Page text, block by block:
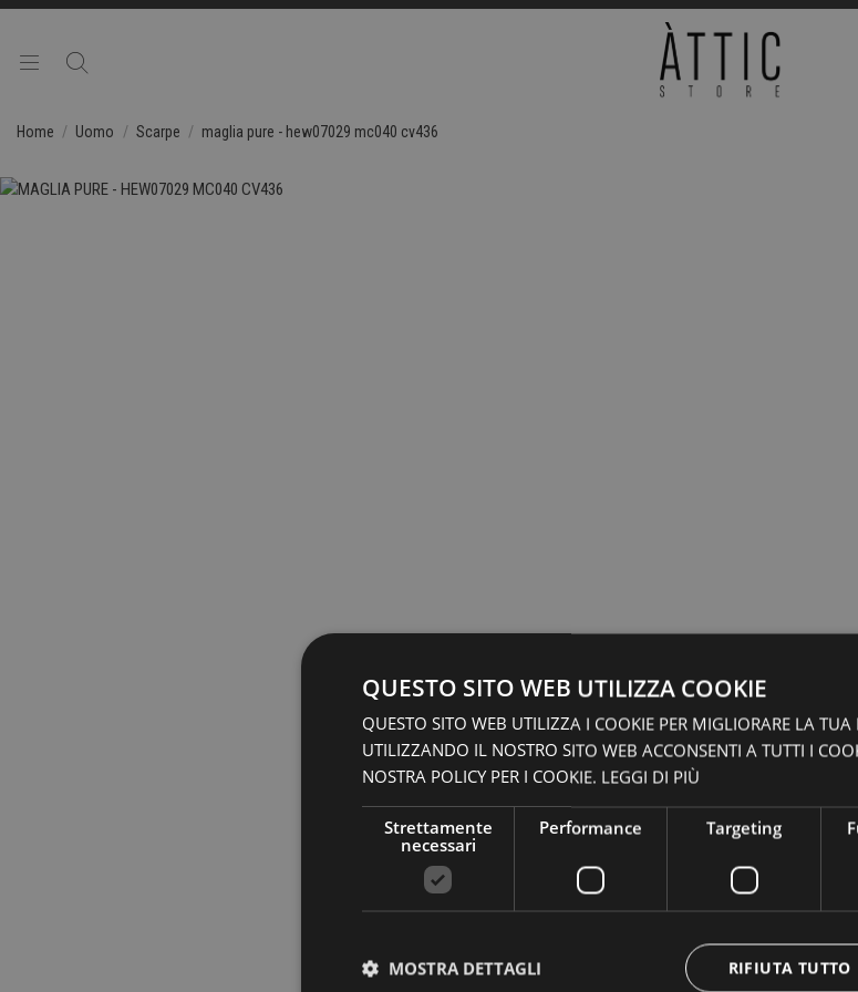
Home Uomo Scarpe maglia pure - hew07029 mc040 cv436
QUESTO SITO WEB UTILIZZA COOKIE
QUESTO SITO WEB UTILIZZA I COOKIE PER MIGLIORARE LA
UTILIZZANDO IL NOSTRO SITO WEB ACCONSENTI A TUTTI I
NOSTRA POLICY PER I COOKIE. LEGGI DI PIÙ
Strettamente
necessari
Performance Targeting
RIFIUTA TUTTO
MOSTRA DETTAGLI